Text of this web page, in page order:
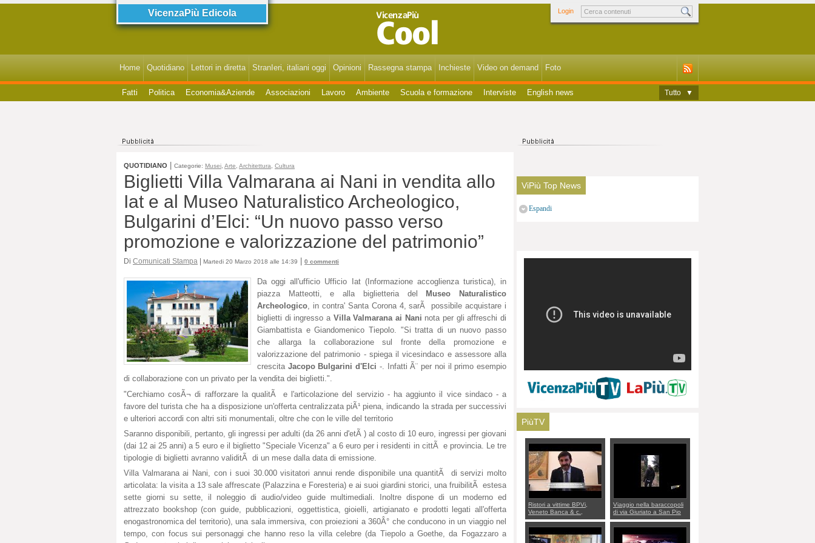
VicenzaPiù Edicola Login
Home Quotidiano Lettori in diretta StranIeri, italiani oggi Opinioni Rassegna stampa Inchieste Video on demand Foto
Fatti Politica Economia&Aziende Associazioni Lavoro Ambiente Scuola e formazione Interviste English news Tutto ▼
QUOTIDIANO Categorie: Musei Arte Architettura Cultura
Biglietti Villa Valmarana ai Nani in vendita allo
Iat e al Museo Naturalistico Archeologico,
Bulgarini d’Elci: “Un nuovo passo verso
promozione e valorizzazione del patrimonio”
Di Comunicati Stampa | Martedi 20 Marzo 2018 alle 14:39 0 commenti
Da oggi all'ufficio Ufficio Iat (Informazione accoglienza turistica), in
piazza Matteotti, e alla biglietteria del
Museo Naturalistico
Archeologico, in contra' Santa Corona 4, sarÃ possibile acquistare i
biglietti di ingresso a Villa Valmarana ai Nani nota per gli affreschi di
Giambattista e Giandomenico Tiepolo. "Si tratta di un nuovo passo
che allarga la collaborazione sul fronte della promozione e
valorizzazione del patrimonio - spiega il vicesindaco e assessore alla
crescita Jacopo Bulgarini d'Elci -. Infatti Ã¨ per noi il primo esempio
di collaborazione con un privato per la vendita dei biglietti.".
"Cerchiamo cosÃ¬ di rafforzare la qualitÃ e l'articolazione del servizio - ha aggiunto il vice sindaco - a
favore del turista che ha a disposizione un'offerta centralizzata piÃ¹ piena, indicando la strada per successivi
e ulteriori accordi con altri siti monumentali, oltre che con le ville del territorio
Saranno disponibili, pertanto, gli ingressi per adulti (da 26 anni d'etÃ ) al costo di 10 euro, ingressi per giovani
(dai 12 ai 25 anni) a 5 euro e il biglietto "Speciale Vicenza" a 6 euro per i residenti in cittÃ e provincia. Le tre
tipologie di biglietti avranno validitÃ di un mese dalla data di emissione.
Villa Valmarana ai Nani, con i suoi 30.000 visitatori annui rende disponibile una quantitÃ di servizi molto
articolata: la visita a 13 sale affrescate (Palazzina e Foresteria) e ai suoi giardini storici, una fruibilitÃ estesa
sette giorni su sette, il noleggio di audio/video guide multimediali. Inoltre dispone di un moderno ed
attrezzato bookshop (con guide, pubblicazioni, oggettistica, gioielli, artigianato e prodotti legati all'offerta
enogastronomica del territorio), una sala immersiva, con proiezioni a 360Â° che conducono in un viaggio nel
tempo, con focus sui personaggi che hanno reso la villa celebre (da Tiepolo a Goethe, da Fogazzaro a
ViPiù Top News
Espandi
PiùTV
Ristori a vittime BPVi,
Veneto Banca & c.,
appello al sottosegretario
Alessio Villarosa: per
mettere ordine convochi
con Di Maio CNCU a
Viaggio nella baraccopoli
di via Giuriato a San Pio
X. Vicenza ai Vicentini:
“faremo un regalo di
Natale ai residenti”